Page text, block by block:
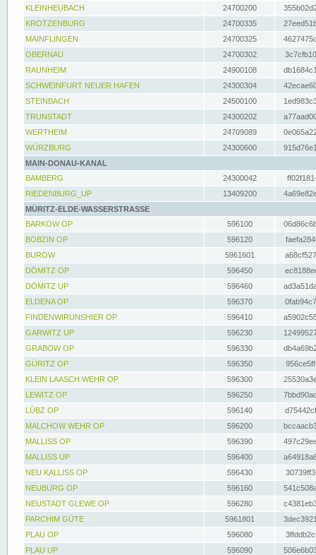
KLEINHEUBACH 24700200
KROTZENBURG
24700335
MAINFLINGEN
24700325
OBERNAU
24700302
RAUNHEIM
24900108
SCHWEINFURT NEUER HAFEN
24300304
STEINBACH
24500100
TRUNSTADT
24300202
WERTHEIM
24709089
WÜRZBURG
24300600
MAIN-DONAU-KANAL
BAMBERG
24300042
RIEDENBURG_UP
13409200
MÜRITZ-ELDE-WASSERSTRASSE
BARKOW OP
596100
BOBZIN OP
596120
BUROW
5961601
DÖMITZ OP
596450
DÖMITZ UP
596460
ELDENA OP
596370
FINDENWIRUNSHIER OP
596410
GARWITZ UP
596230
GRABOW OP
596330
GÜRITZ OP
596350
KLEIN LAASCH WEHR OP
596300
LEWITZ OP
596250
LÜBZ OP
596140
MALCHOW WEHR OP
596200
MALLISS OP
596390
MALLISS UP
596400
NEU KALLISS OP
596430
NEUBURG OP
596160
NEUSTADT GLEWE OP
596280
PARCHIM GÜTE
5961801
PLAU OP
596080
PLAU UP
596090